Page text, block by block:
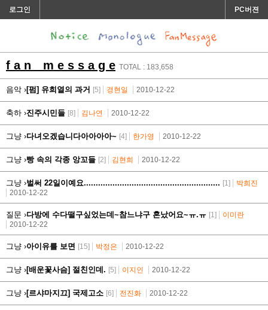
로그인 PC버젼
f a n m e s s a g e TOTAL : 183,658
음악 ›[펌] 유희열의 과거 [5] 경현일 2010-12-22
축하 ›진주시민들 [8] 김나연 2010-12-22
그냥 ›다녀오겠습니다아아아아~ [4] 한가영 2010-12-22
그냥 ›빵 속의 각종 앙꼬들 [2] 김현희 2010-12-22
그냥 ›벌써 22일이예요......................................................... [1]
박희진
2010-12-22
질문 ›다방에 수다떨구싶었는데~참느냐구 혼났어요~ㅠ.ㅠ [1]
이미란
2010-12-22
그냥 ›아이유를 보면 [15] 박정은 2010-12-22
그냥 ›[배운꽃사슴] 절친인데. [5] 이지인 2010-12-22
그냥 ›[르샤마지끄] 국제고소 [6] 전진화 2010-12-22